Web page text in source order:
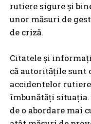
rutiere sigure și
unor măsuri de
de criză.
Citatele și
că autoritățile sunt
accidentelor
îmbunătăți situația.
de o abordare mai